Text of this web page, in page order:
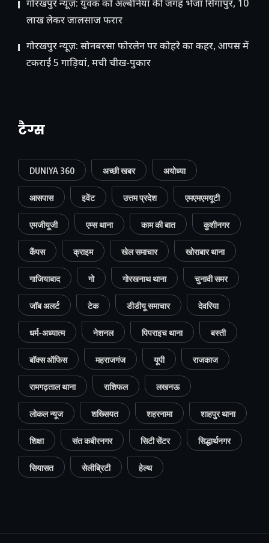
गोरखपुर न्यूज़: युवक को अल्बेनिया की जगह भेजा सिंगापुर, 10
लाख लेकर जालसाज फरार
गोरखपुर न्यूज़: सोनबरसा फोरलेन पर कोहरे का कहर, आपस में
टकराईं 5 गाड़ियां, मची चीख-पुकार
टैग्स
DUNIYA 360 अच्छी खबर अयोध्या
आसपास इवेंट उत्तम प्रदेश एमएमएमयूटी
एमजीयूजी एम्स थाना काम की बात कुशीनगर
कैंपस क्राइम खेल समाचार खोराबार थाना
गाजियाबाद गो गोरखनाथ थाना चुनावी समर
जॉब अलर्ट टेक डीडीयू समाचार देवरिया
धर्म-अध्यात्म नेशनल पिपराइच थाना बस्ती
बॉक्स ऑफिस महराजगंज यूपी राजकाज
रामगढ़ताल थाना राशिफल लखनऊ
लोकल न्यूज शख्सियत शहरनामा शाहपुर थाना
शिक्षा संत कबीरनगर सिटी सेंटर सिद्धार्थनगर
सियासत सेलीब्रिटी हेल्थ